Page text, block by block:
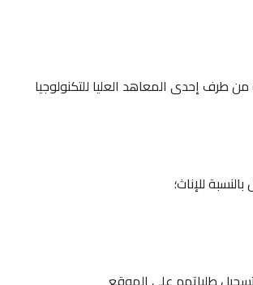
إحدى المعاهد العليا للتكنولوجيا